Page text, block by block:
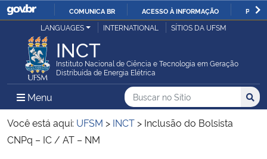
IR
O
CONTEÚDO
COMUNICA BR ACESSO À INFORMAÇÃO
Ministério da Justiça e Segurança Pública
Ministério da Defesa
Ministério das Relações Exteriores
LANGUAGES INTERNATIONAL SÍTIOS DA UFSM
INCT
Instituto Nacional de Ciência e Tecnologia em Geração
Distribuída de Energia Elétrica
Menu Menu Principal do Sítio
Busca
Buscar no no Sítio
Busca:
Você está aqui: UFSM > INCT > Inclusão do Bolsista
CNPq – IC / AT – NM